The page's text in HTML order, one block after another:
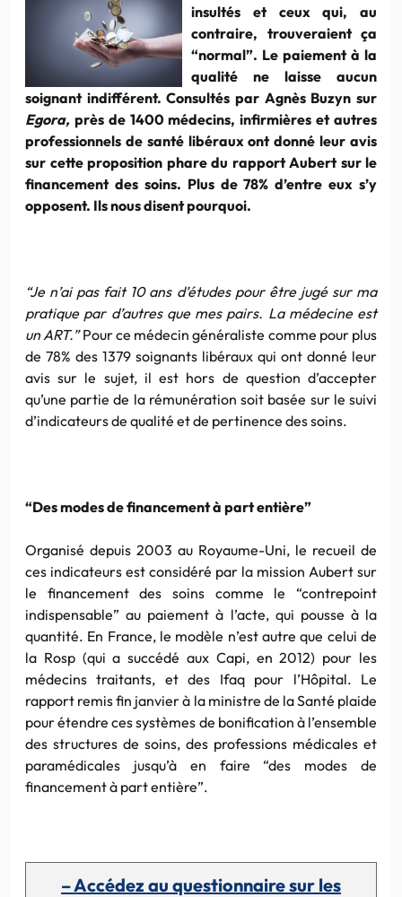
insultés et ceux qui, au
contraire, trouveraient ça
“normal”. Le paiement à la
qualité ne laisse aucun
soignant indifférent. Consultés par Agnès Buzyn sur
Egora, près de 1400 médecins, infirmières et autres
professionnels de santé libéraux ont donné leur avis
sur cette proposition phare du rapport Aubert sur le
financement des soins. Plus de 78% d’entre eux s’y
opposent. Ils nous disent pourquoi.
“Je n’ai pas fait 10 ans d’études pour être jugé sur ma
pratique par d’autres que mes pairs. La médecine est
un ART.”Pour ce médecin généraliste comme pour plus
de 78% des 1379 soignants libéraux qui ont donné leur
avis sur le sujet, il est hors de question d’accepter
qu’une partie de la rémunération soit basée sur le suivi
d’indicateurs de qualité et de pertinence des soins.
“Des modes de financement à part entière”
Organisé depuis 2003 au Royaume-Uni, le recueil de
ces indicateurs est considéré par la mission Aubert sur
le financement des soins comme le “contrepoint
indispensable” au paiement à l’acte, qui pousse à la
quantité. En France, le modèle n’est autre que celui de
la Rosp (qui a succédé aux Capi, en 2012) pour les
médecins traitants, et des Ifaq pour l’Hôpital. Le
rapport remis fin janvier à la ministre de la Santé plaide
pour étendre ces systèmes de bonification à l’ensemble
des structures de soins, des professions médicales et
paramédicales jusqu’à en faire “des modes de
financement à part entière”.
– Accédez au questionnaire sur les